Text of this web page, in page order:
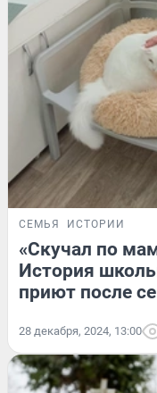
СЕМЬЯ ИСТОРИИ
«Скучал по
История
приют после
28 декабря, 2024, 13:00